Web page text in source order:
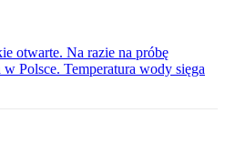
otwarte. Na razie na próbę
Polsce. Temperatura wody sięga